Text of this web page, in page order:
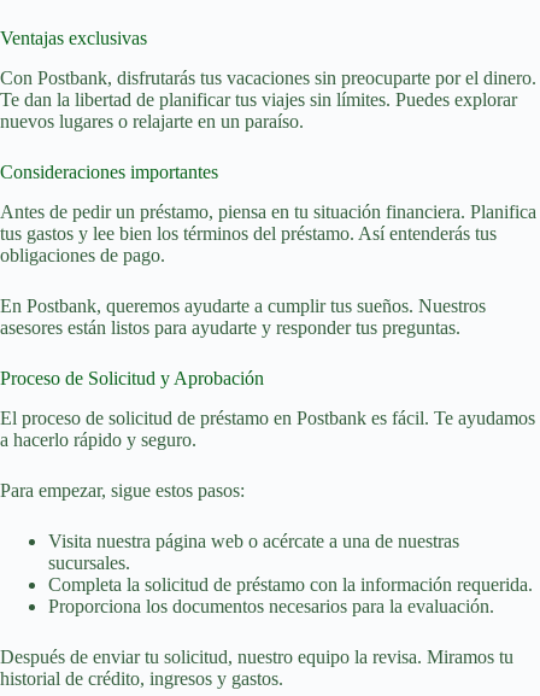
Ventajas exclusivas
Con Postbank, disfrutarás tus vacaciones sin preocuparte por el dinero.
Te dan la libertad de planificar tus viajes sin límites. Puedes explorar
nuevos lugares o relajarte en un paraíso.
Consideraciones importantes
Antes de pedir un préstamo, piensa en tu situación financiera. Planifica
tus gastos y lee bien los términos del préstamo. Así entenderás tus
obligaciones de pago.
En Postbank, queremos ayudarte a cumplir tus sueños. Nuestros
asesores están listos para ayudarte y responder tus preguntas.
Proceso de Solicitud y Aprobación
El proceso de solicitud de préstamo en Postbank es fácil. Te ayudamos
a hacerlo rápido y seguro.
Para empezar, sigue estos pasos:
Visita nuestra página web o acércate a una de nuestras
sucursales.
Completa la solicitud de préstamo con la información requerida.
Proporciona los documentos necesarios para la evaluación.
Después de enviar tu solicitud, nuestro equipo la revisa. Miramos tu
historial de crédito, ingresos y gastos.